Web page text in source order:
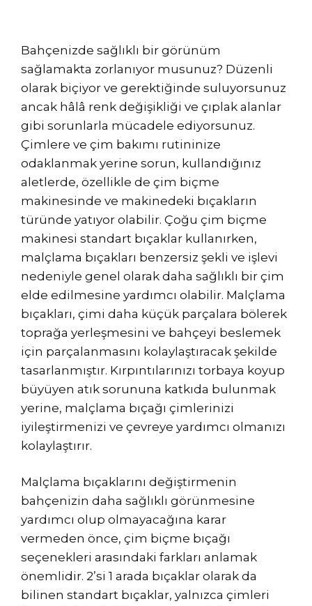
Bahçenizde sağlıklı bir görünüm
sağlamakta zorlanıyor musunuz? Düzenli
olarak biçiyor ve gerektiğinde suluyorsunuz
ancak hâlâ renk değişikliği ve çıplak alanlar
gibi sorunlarla mücadele ediyorsunuz.
Çimlere ve çim bakımı rutininize
odaklanmak yerine sorun, kullandığınız
aletlerde, özellikle de çim biçme
makinesinde ve makinedeki bıçakların
türünde yatıyor olabilir. Çoğu çim biçme
makinesi standart bıçaklar kullanırken,
malçlama bıçakları benzersiz şekli ve işlevi
nedeniyle genel olarak daha sağlıklı bir çim
elde edilmesine yardımcı olabilir. Malçlama
bıçakları, çimi daha küçük parçalara bölerek
toprağa yerleşmesini ve bahçeyi beslemek
için parçalanmasını kolaylaştıracak şekilde
tasarlanmıştır. Kırpıntılarınızı torbaya koyup
büyüyen atık sorununa katkıda bulunmak
yerine, malçlama bıçağı çimlerinizi
iyileştirmenizi ve çevreye yardımcı olmanızı
kolaylaştırır.
Malçlama bıçaklarını değiştirmenin
bahçenizin daha sağlıklı görünmesine
yardımcı olup olmayacağına karar
vermeden önce, çim biçme bıçağı
seçenekleri arasındaki farkları anlamak
önemlidir. 2’si 1 arada bıçaklar olarak da
bilinen standart bıçaklar, yalnızca çimleri